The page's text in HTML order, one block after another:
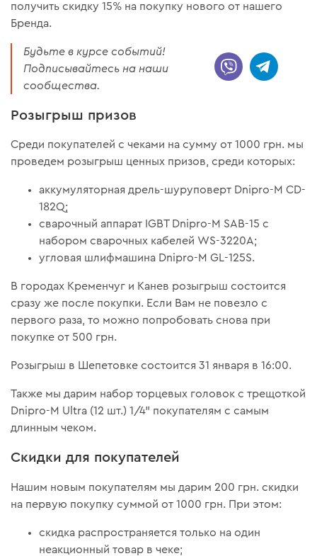
получить скидку 15% на покупку нового от нашего
Бренда.
Будьте в курсе событий!
Подписывайтесь на наши
сообщества.
Розыгрыш призов
Среди покупателей с чеками на сумму от 1000 грн. мы
проведем розыгрыш ценных призов, среди которых:
аккумуляторная дрель-шуруповерт Dnipro-M CD-
182Q;
сварочный аппарат IGBT Dnipro-M SAB-15 с
набором сварочных кабелей WS-3220A;
угловая шлифмашина Dnipro-M GL-125S.
В городах Кременчуг и Канев розыгрыш состоится
сразу же после покупки. Если Вам не повезло с
первого раза, то можно попробовать снова при
покупке от 500 грн.
Розыгрыш в Шепетовке состоится 31 января в 16:00.
Также мы дарим набор торцевых головок с трещоткой
Dnipro-M Ultra (12 шт.) 1/4" покупателям с самым
длинным чеком.
Скидки для покупателей
Нашим новым покупателям мы дарим 200 грн. скидки
на первую покупку суммой от 1000 грн. При этом:
скидка распространяется только на один
неакционный товар в чеке;